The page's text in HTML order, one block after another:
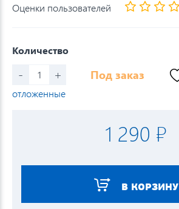
Оценки пользователей
Количество
- + Под заказ
отложенные
1 290 ₽
В КОРЗИНУ